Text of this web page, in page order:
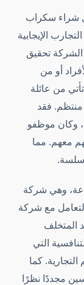
شراء سكراب
الإيجابية
الشركة تحقيق
أو من
من عائلة
فقد
وكان موظفو
معهم. مما
وهي شركة
التعامل مع شركة
المتخلف
التي
كما
مجددًا نظرًا